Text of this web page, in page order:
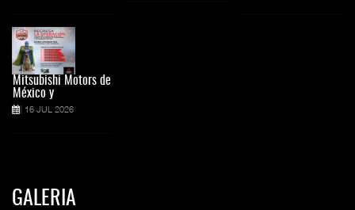
Mitsubishi Motors de
México y
16 JUL 2026
GALERIA